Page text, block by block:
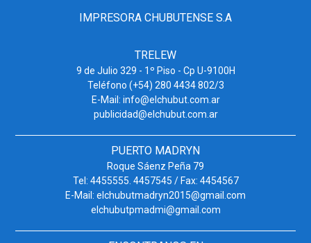
IMPRESORA CHUBUTENSE S.A
TRELEW
9 de Julio 329 - 1º Piso - Cp U-9100H
Teléfono (+54) 280 4434 802/3
E-Mail: info@elchubut.com.ar
publicidad@elchubut.com.ar
PUERTO MADRYN
Roque Sáenz Peña 79
Tel: 4455555. 4457545 / Fax: 4454567
E-Mail: elchubutmadryn2015@gmail.com
elchubutpmadmi@gmail.com